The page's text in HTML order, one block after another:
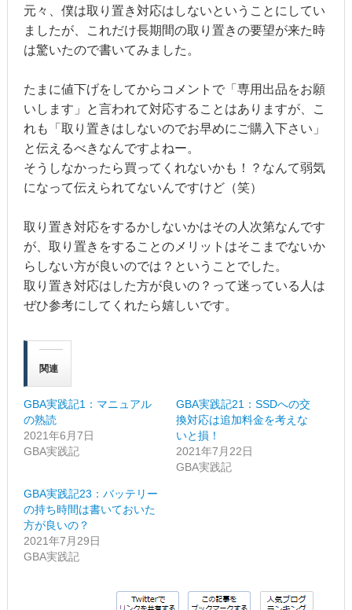
元々、僕は取り置き対応はしないということにしてい
ましたが、これだけ長期間の取り置きの要望が来た時
は驚いたので書いてみました。
たまに値下げをしてからコメントで「専用出品をお願
いします」と言われて対応することはありますが、こ
れも「取り置きはしないのでお早めにご購入下さい」
と伝えるべきなんですよねー。
そうしなかったら買ってくれないかも！？なんて弱気
になって伝えられてないんですけど（笑）
取り置き対応をするかしないかはその人次第なんです
が、取り置きをすることのメリットはそこまでないか
らしない方が良いのでは？ということでした。
取り置き対応はした方が良いの？って迷っている人は
ぜひ参考にしてくれたら嬉しいです。
関連
GBA実践記1：マニュアル
の熟読
2021年6月7日
GBA実践記
GBA実践記21：SSDへの交
換対応は追加料金を考えな
いと損！
2021年7月22日
GBA実践記
GBA実践記23：バッテリー
の持ち時間は書いておいた
方が良いの？
2021年7月29日
GBA実践記